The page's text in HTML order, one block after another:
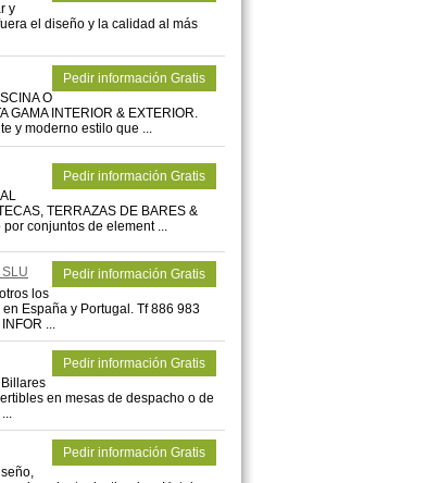
y
el diseño y la calidad al más
Pedir información Gratis
O
GAMA INTERIOR & EXTERIOR.
y moderno estilo que ...
Pedir información Gratis
TERRAZAS DE BARES &
conjuntos de element ...
Pedir información Gratis
los
España y Portugal. Tf 886 983
...
Pedir información Gratis
Billares
en mesas de despacho o de
Pedir información Gratis